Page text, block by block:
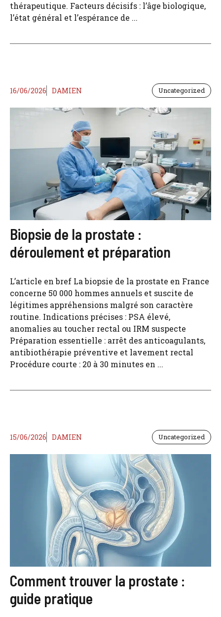
thérapeutique. Facteurs décisifs : l’âge biologique,
l’état général et l’espérance de ...
16/06/2026 DAMIEN Uncategorized
Biopsie de la prostate :
déroulement et préparation
L’article en bref La biopsie de la prostate en France
concerne 50 000 hommes annuels et suscite de
légitimes appréhensions malgré son caractère
routine. Indications précises : PSA élevé,
anomalies au toucher rectal ou IRM suspecte
Préparation essentielle : arrêt des anticoagulants,
antibiothérapie préventive et lavement rectal
Procédure courte : 20 à 30 minutes en ...
15/06/2026 DAMIEN Uncategorized
Comment trouver la prostate :
guide pratique